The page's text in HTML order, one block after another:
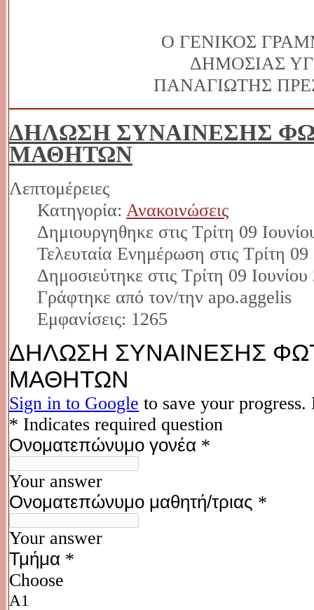
Ο ΓΕΝΙΚΟΣ
ΔΗΜΟΣΙΑΣ
ΠΑΝΑΓΙΩΤΗΣ
ΔΗΛΩΣΗ ΣΥΝΑΙΝΕΣΗΣ
ΜΑΘΗΤΩΝ
Λεπτομέρειες
Κατηγορία: Ανακοινώσεις
Δημιουργηθηκε στις Τρίτη 09
Τελευταία Ενημέρωση στις Τρίτη
Δημοσιεύτηκε στις Τρίτη 09
Γράφτηκε από τον/την apo.aggelis
Εμφανίσεις: 1265